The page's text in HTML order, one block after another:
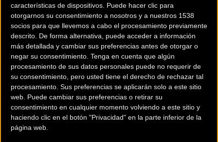
características de dispositivos. Puede hacer clic para
otorgarnos su consentimiento a nosotros y a nuestros 1538
socios para que llevemos a cabo el procesamiento previamente
descrito. De forma alternativa, puede acceder a información
más detallada y cambiar sus preferencias antes de otorgar o
negar su consentimiento. Tenga en cuenta que algún
procesamiento de sus datos personales puede no requerir de
su consentimiento, pero usted tiene el derecho de rechazar tal
procesamiento. Sus preferencias se aplicarán solo a este sitio
web. Puede cambiar sus preferencias o retirar su
consentimiento en cualquier momento volviendo a este sitio y
haciendo clic en el botón "Privacidad" en la parte inferior de la
página web.
Terms of use © 1987–2026 HERE
200 km
¿Eres el propietario de esta tienda? Descubre cómo hacerte tienda
Premium para llegar a más clientes.
Comercios Bz Premium